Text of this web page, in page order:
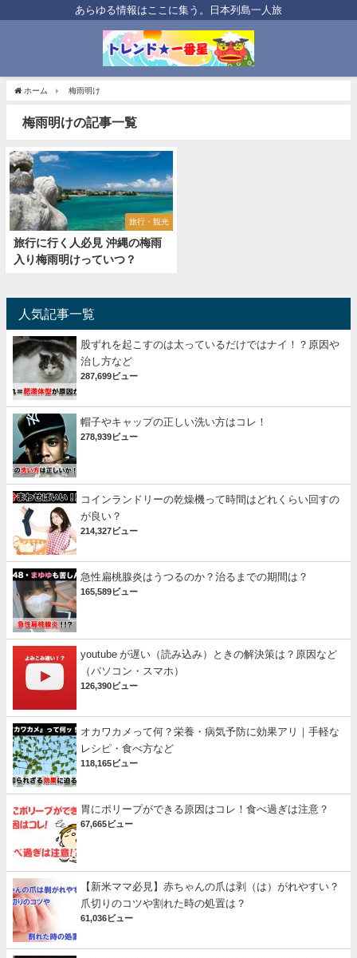
あらゆる情報はここに集う。日本列島一人旅
ホーム 梅雨明け
梅雨明けの記事一覧
旅行・観光
旅行に行く人必見 沖縄の梅雨
入り梅雨明けっていつ？
人気記事一覧
股ずれを起こすのは太っているだけではナイ！？原因や
治し方など
287,699ビュー
帽子やキャップの正しい洗い方はコレ！
278,939ビュー
コインランドリーの乾燥機って時間はどれくらい回すの
が良い？
214,327ビュー
急性扁桃腺炎はうつるのか？治るまでの期間は？
165,589ビュー
youtube が遅い（読み込み）ときの解決策は？原因など
（パソコン・スマホ）
126,390ビュー
オカワカメって何？栄養・病気予防に効果アリ｜手軽な
レシピ・食べ方など
118,165ビュー
胃にポリープができる原因はコレ！食べ過ぎは注意？
67,665ビュー
【新米ママ必見】赤ちゃんの爪は剥（は）がれやすい？
爪切りのコツや割れた時の処置は？
61,036ビュー